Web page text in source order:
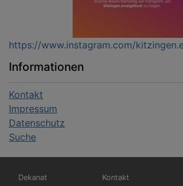
https://www.instagram.com/
Informationen
Kontakt
Impressum
Datenschutz
Suche
Hauptnavigation
Dekanat Fußbereichsmenü
Kontakt